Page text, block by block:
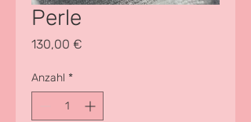
Perle
130,00 €
Anzahl *